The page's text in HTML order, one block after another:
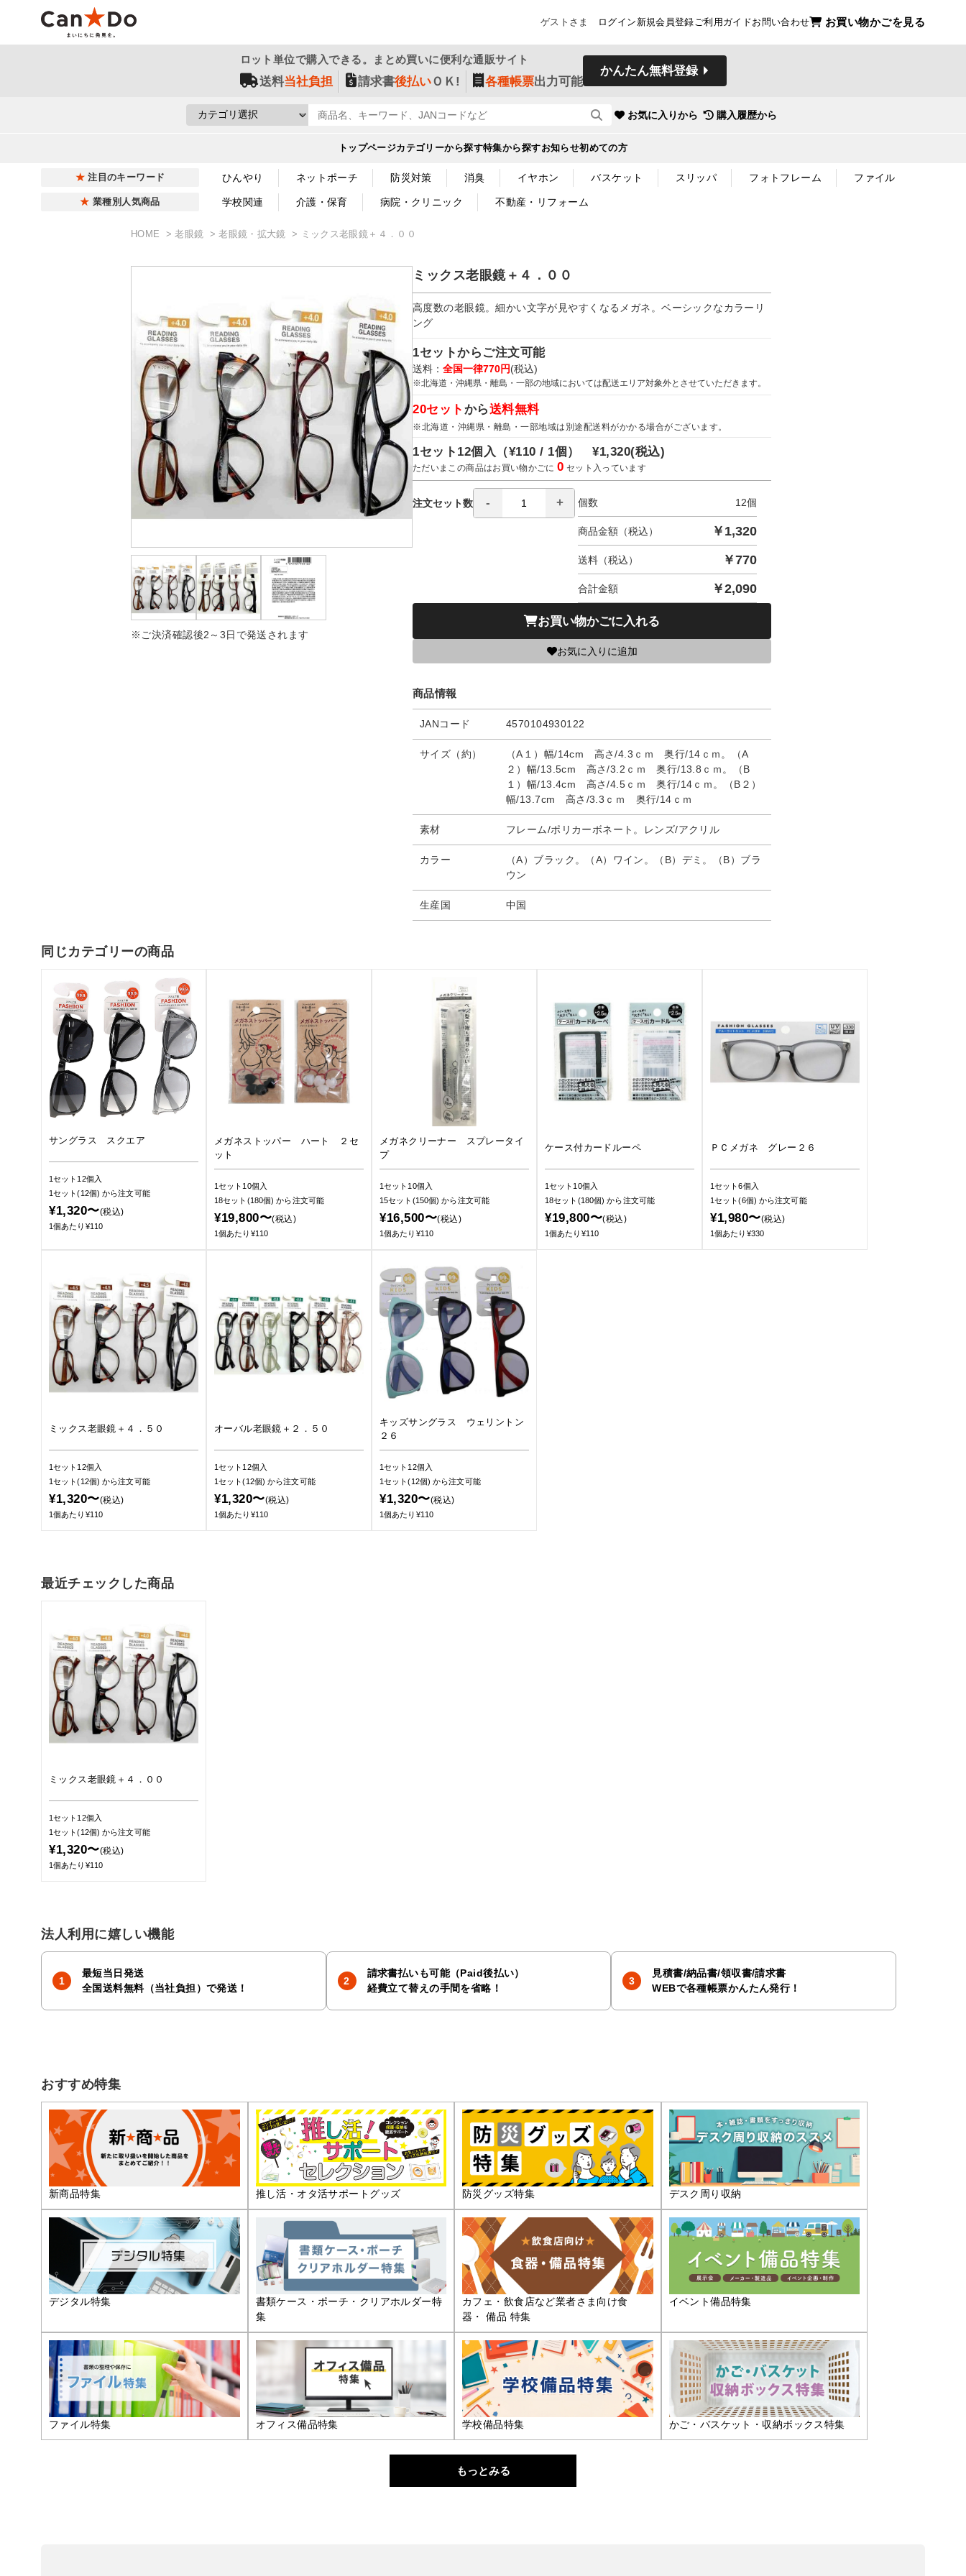
ゲストさま ログイン 新規会員登録ご利用ガイドお問い合わせ お買い物かごを見る
ロット単位で購入できる。まとめ買いに便利な通販サイト
送料当社負担 請求書後払いＯＫ! 各種帳票出力可能
かんたん無料登録
お気に入りから 購入履歴から
トップページカテゴリーから探す特集から探すお知らせ初めての方
注目のキーワード ひんやり ネットポーチ 防災対策 消臭 イヤホン バスケット スリッパ フォトフレーム ファイル
業種別人気商品 学校関連 介護・保育 病院・クリニック 不動産・リフォーム
HOME 老眼鏡 老眼鏡・拡大鏡 ミックス老眼鏡＋４．００
※ご決済確認後2～3日で発送されます
ミックス老眼鏡＋４．００
高度数の老眼鏡。細かい文字が見やすくなるメガネ。ベーシックなカラーリ
ング
1セットからご注文可能
送料： 全国一律770円(税込)
※北海道・沖縄県・離島・一部の地域においては配送エリア対象外とさせていただきます。
20セット から送料無料
※北海道・沖縄県・離島・一部地域は別途配送料がかかる場合がございます。
1セット12個入（¥110 / 1個）¥1,320(税込)
ただいまこの商品はお買い物かごに0 セット入っています
注文セット数 個数 12個
商品金額（税込） ￥ 1,320
送料（税込） ￥770
合計金額 ￥2,090
お買い物かごに入れる
お気に入りに追加
商品情報
JANコード 4570104930122
サイズ（約）
（A１）幅/14cm 高さ/4.3ｃｍ 奥行/14ｃｍ。（A
２）幅/13.5cm 高さ/3.2ｃｍ 奥行/13.8ｃｍ。（B
１）幅/13.4cm 高さ/4.5ｃｍ 奥行/14ｃｍ。（B２）
幅/13.7cm 高さ/3.3ｃｍ 奥行/14ｃｍ
素材 フレーム/ポリカーボネート。レンズ/アクリル
カラー
（A）ブラック。（A）ワイン。（B）デミ。（B）ブラ
ウン
生産国 中国
同じカテゴリーの商品
サングラス スクエア
1セット12個入
1セット(12個)から注文可能
¥1,320〜(税込)
1個あたり¥110
メガネストッパー ハート ２セ
ット
1セット10個入
18セット(180個)から注文可能
¥19,800〜(税込)
1個あたり¥110
メガネクリーナー スプレータイ
プ
1セット10個入
15セット(150個)から注文可能
¥16,500〜(税込)
1個あたり¥110
ケース付カードルーペ
1セット10個入
18セット(180個)から注文可能
¥19,800〜(税込)
1個あたり¥110
ＰＣメガネ グレー２６
1セット6個入
1セット(6個) から注文可能
¥1,980〜(税込)
1個あたり¥330
ミックス老眼鏡＋４．５０
1セット12個入
1セット(12個)から注文可能
¥1,320〜(税込)
1個あたり¥110
オーバル老眼鏡＋２．５０
1セット12個入
1セット(12個)から注文可能
¥1,320〜(税込)
1個あたり¥110
キッズサングラス ウェリントン
２６
1セット12個入
1セット(12個)から注文可能
¥1,320〜(税込)
1個あたり¥110
最近チェックした商品
ミックス老眼鏡＋４．００
1セット12個入
1セット(12個)から注文可能
¥1,320〜(税込)
1個あたり¥110
法人利用に嬉しい機能
最短当日発送
全国送料無料（当社負担）で発送！
請求書払いも可能（Paid後払い）
経費立て替えの手間を省略！
見積書/納品書/領収書/請求書
WEBで各種帳票かんたん発行！
おすすめ特集
新商品特集 推し活・オタ活サポートグッズ 防災グッズ特集 デスク周り収納
デジタル特集
書類ケース・ポーチ・クリアホルダー特
集
カフェ・飲食店など業者さま向け食
器・ 備品 特集
イベント備品特集
ファイル特集 オフィス備品特集 学校備品特集 かご・バスケット・収納ボックス特集
もっとみる